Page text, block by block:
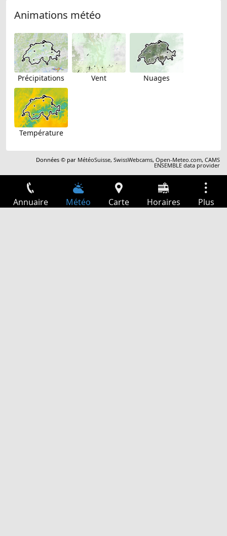
Animations météo
Précipitations Vent Nuages
Température
Données © par MétéoSuisse,SwissWebcams,Open-Meteo.com,CAMS
ENSEMBLE data provider
Annuaire Météo Carte Horaires Plus